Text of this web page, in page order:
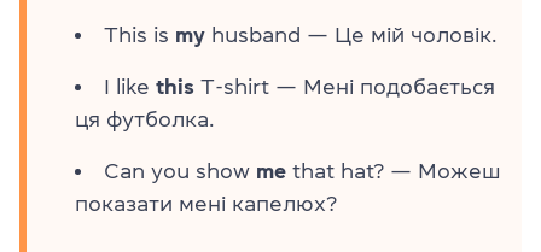
This is my husband — Це мій чоловік.
I like this T-shirt — Мені подобається
ця футболка.
Can you show me that hat? — Можеш
показати мені капелюх?